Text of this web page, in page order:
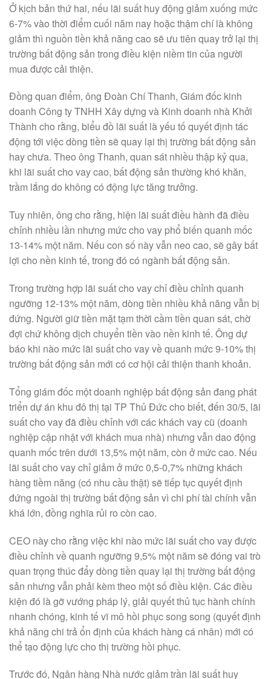
Ở kịch bản thứ hai, nếu lãi suất huy động giảm xuống mức
6-7% vào thời điểm cuối năm nay hoặc thậm chí là không
giảm thì nguồn tiền khả năng cao sẽ ưu tiên quay trở lại thị
trường bất động sản trong điều kiện niềm tin của người
mua được cải thiện.
Đồng quan điểm, ông Đoàn Chí Thanh, Giám đốc kinh
doanh Công ty TNHH Xây dựng và Kinh doanh nhà Khởi
Thành cho rằng, biểu đồ lãi suất là yếu tố quyết định tác
động tới việc dòng tiền sẽ quay lại thị trường bất động sản
hay chưa. Theo ông Thanh, quan sát nhiều thập kỷ qua,
khi lãi suất cho vay cao, bất động sản thường khó khăn,
trầm lắng do không có động lực tăng trưởng.
Tuy nhiên, ông cho rằng, hiện lãi suất điều hành đã điều
chỉnh nhiều lần nhưng mức cho vay phổ biến quanh mốc
13-14% một năm. Nếu con số này vẫn neo cao, sẽ gây bất
lợi cho nền kinh tế, trong đó có ngành bất động sản.
Trong trường hợp lãi suất cho vay chỉ điều chỉnh quanh
ngưỡng 12-13% một năm, dòng tiền nhiều khả năng vẫn bị
đứng. Người giữ tiền mặt tạm thời cầm tiền quan sát, chờ
đợi chứ không dịch chuyển tiền vào nền kinh tế. Ông dự
báo khi nào mức lãi suất cho vay về quanh mức 9-10% thị
trường bất động sản mới có cơ hội cải thiện thanh khoản.
Tổng giám đốc một doanh nghiệp bất động sản đang phát
triển dự án khu đô thị tại TP Thủ Đức cho biết, đến 30/5, lãi
suất cho vay đã điều chỉnh với các khách vay cũ (doanh
nghiệp cập nhật với khách mua nhà) nhưng vẫn dao động
quanh mốc trên dưới 13,5% một năm, còn ở mức cao. Nếu
lãi suất cho vay chỉ giảm ở mức 0,5-0,7% những khách
hàng tiềm năng (có nhu cầu thật) sẽ tiếp tục quyết định
đứng ngoài thị trường bất động sản vì chi phí tài chính vẫn
khá lớn, đồng nghĩa rủi ro còn cao.
CEO này cho rằng việc khi nào mức lãi suất cho vay được
điều chỉnh về quanh ngưỡng 9,5% một năm sẽ đóng vai trò
quan trọng thúc đẩy dòng tiền quay lại thị trường bất động
sản nhưng vẫn phải kèm theo một số điều kiện. Các điều
kiện đó là gỡ vướng pháp lý, giải quyết thủ tục hành chính
nhanh chóng, kinh tế vĩ mô hồi phục song song (quyết định
khả năng chi trả ổn định của khách hàng cá nhân) mới có
thể tạo động lực cho thị trường hồi phục.
Trước đó, Ngân hàng Nhà nước giảm trần lãi suất huy